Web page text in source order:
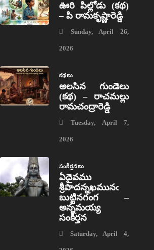
ఊరి పిల్లోడు (కథ)
– పి రామకృష్ణారెడ్డి
Sunday, April 26,
2026
కథలు
అలసిన గుండెలు
(కథ) – రాచమల్లు
రామచంద్రారెడ్డి
Tuesday, April 7,
2026
సంకీర్తనలు
ఏదైవము
శ్రీపాదన్నఖమునఁ
బుట్టినగంగ –
అన్నమయ్య
సంకీర్తన
Saturday, April 4,